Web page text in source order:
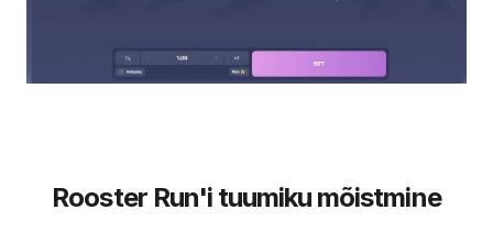
Rooster Run'i tuumiku mõistmine